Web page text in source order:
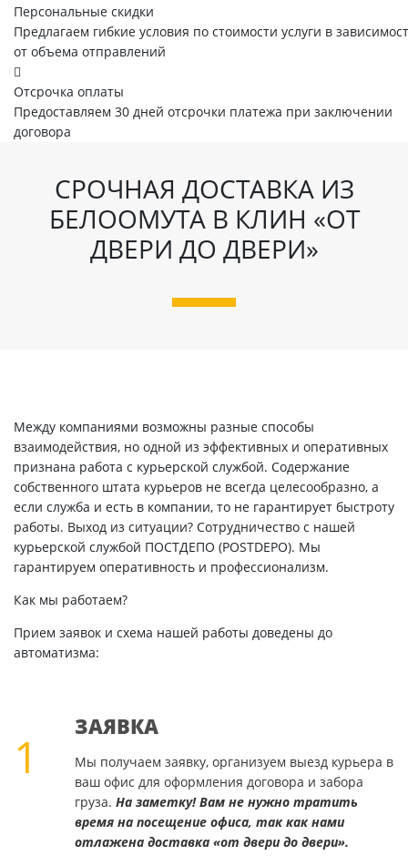
Персональные скидки
Предлагаем гибкие условия по стоимости услуги в
от объема отправлений
Отсрочка оплаты
Предоставляем 30 дней отсрочки платежа при заключении
договора
СРОЧНАЯ ДОСТАВКА ИЗ
БЕЛООМУТА В КЛИН «ОТ
ДВЕРИ ДО ДВЕРИ»
Между компаниями возможны разные способы
взаимодействия, но одной из эффективных и оперативных
признана работа с курьерской службой. Содержание
собственного штата курьеров не всегда целесообразно, а
если служба и есть в компании, то не гарантирует быстроту
работы. Выход из ситуации? Сотрудничество с нашей
курьерской службой ПОСТДЕПО (POSTDEPO). Мы
гарантируем оперативность и профессионализм.
Как мы работаем?
Прием заявок и схема нашей работы доведены до
автоматизма:
1
ЗАЯВКА
Мы получаем заявку, организуем выезд курьера в
ваш офис для оформления договора и забора
груза. На заметку! Вам не нужно тратить
время на посещение офиса, так как нами
отлажена доставка «от двери до двери».